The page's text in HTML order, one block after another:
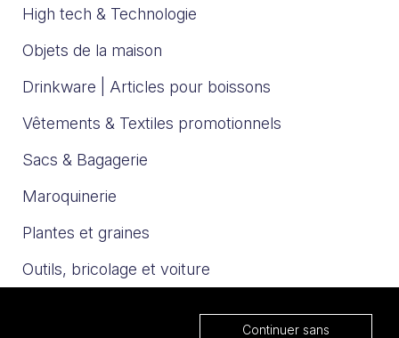
High tech & Technologie
Objets de la maison
Drinkware | Articles pour boissons
Vêtements & Textiles promotionnels
Sacs & Bagagerie
Maroquinerie
Plantes et graines
Outils, bricolage et voiture
Continuer sans